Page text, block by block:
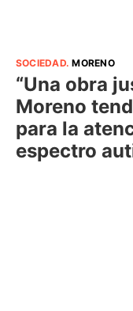
SOCIEDAD.MORENO
“Una obra
Moreno
para la
espectro